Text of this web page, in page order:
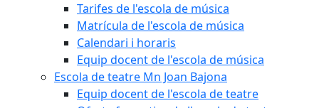
Tarifes de l'escola de música
Matrícula de l'escola de música
Calendari i horaris
Equip docent de l'escola de música
Escola de teatre Mn Joan Bajona
Equip docent de l'escola de teatre